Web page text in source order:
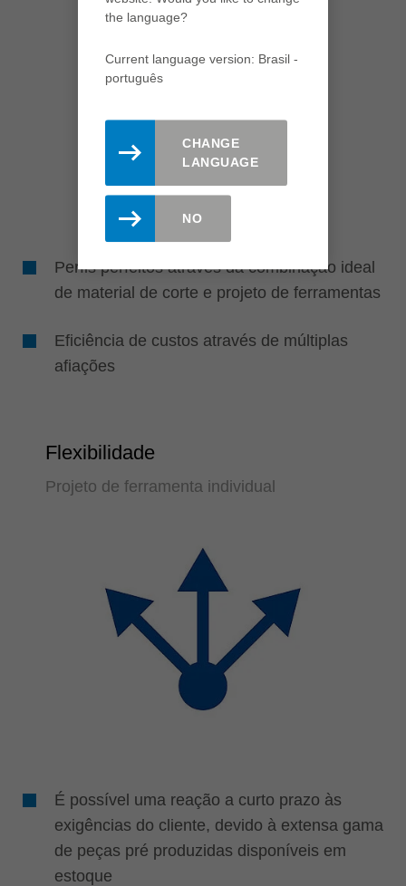
Perfis perfeitos através da combinação ideal
de material de corte e projeto de ferramentas
Eficiência de custos através de múltiplas
afiações
Flexibilidade
Projeto de ferramenta individual
É possível uma reação a curto prazo às
exigências do cliente, devido à extensa gama
de peças pré produzidas disponíveis em
estoque
the language?
Current language version: Brasil -
português
CHANGE
LANGUAGE
NO